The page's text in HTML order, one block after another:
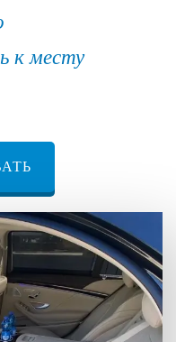
к месту